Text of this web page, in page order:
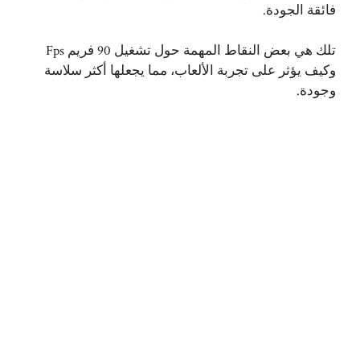
فائقة الجودة.
تلك هي بعض النقاط المهمة حول تشغيل 90 فريم Fps
وكيف يؤثر على تجربة الألعاب، مما يجعلها أكثر سلاسة
وجودة.